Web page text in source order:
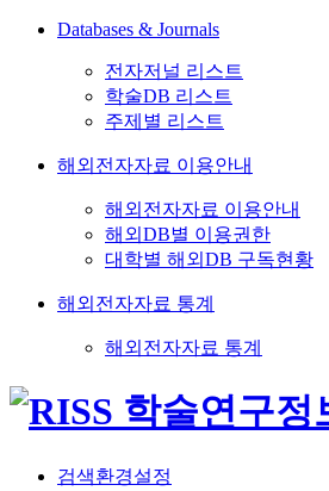
Databases & Journals
전자저널 리스트
학술DB 리스트
주제별 리스트
해외전자자료 이용안내
해외전자자료 이용안내
해외DB별 이용권한
대학별 해외DB 구독현황
해외전자자료 통계
해외전자자료 통계
검색환경설정